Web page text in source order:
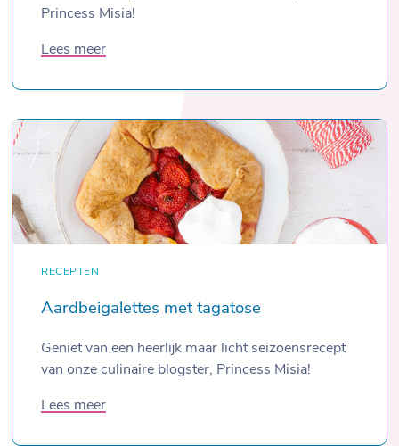
Princess Misia!
Lees meer
RECEPTEN
Aardbeigalettes met tagatose
Geniet van een heerlijk maar licht seizoensrecept
van onze culinaire blogster, Princess Misia!
Lees meer